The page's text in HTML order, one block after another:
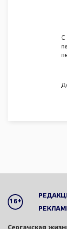
С
16+
Сергачская